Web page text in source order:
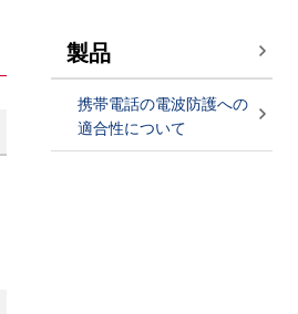
製品
携帯電話の電波防護への
適合性について